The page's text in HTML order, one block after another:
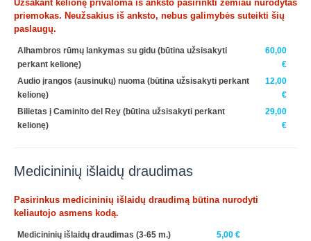
priemokas. Neužsakius iš anksto, nebus galimybės suteikti šių
paslaugų.
Alhambros rūmų lankymas su gidu (būtina užsisakyti
perkant kelionę)
60,00
€
Audio įrangos (ausinukų) nuoma (būtina užsisakyti perkant
kelionę)
12,00
€
Bilietas į Caminito del Rey (būtina užsisakyti perkant
kelionę)
29,00
€
Medicininių išlaidų draudimas
Pasirinkus medicininių išlaidų draudimą būtina nurodyti
keliautojo asmens kodą.
Medicininių išlaidų draudimas (3-65 m.)
5,00 €